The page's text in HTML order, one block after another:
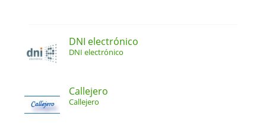
DNI electrónico
DNI electrónico
Callejero
Callejero